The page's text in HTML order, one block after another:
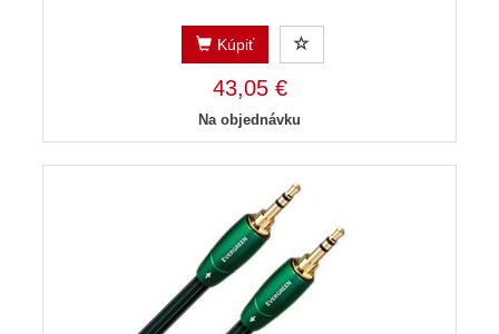
Kúpiť
43,05 €
Na objednávku